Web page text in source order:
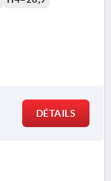
DÉTAILS